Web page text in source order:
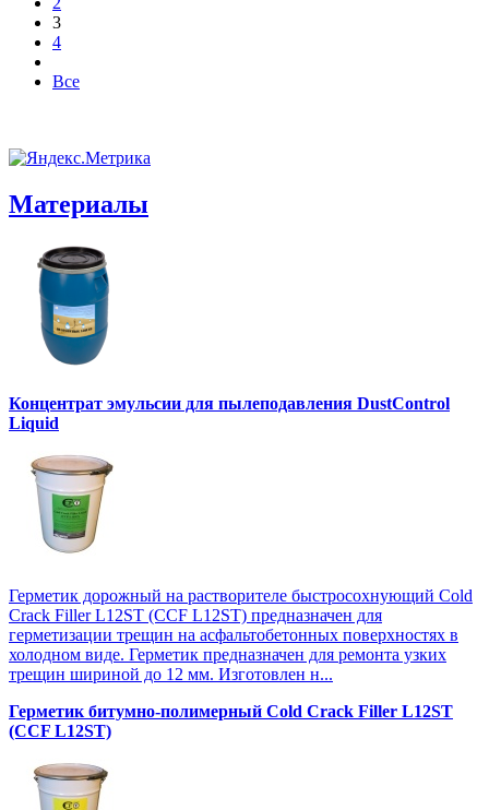
3
4
Все
Материалы
Концентрат эмульсии для пылеподавления DustControl
Liquid
Герметик дорожный на растворителе быстросохнующий Cold
Crack Filler L12SТ (CCF L12SТ) предназначен для
герметизации трещин на асфальтобетонных поверхностях в
холодном виде. Герметик предназначен для ремонта узких
трещин шириной до 12 мм. Изготовлен н...
Герметик битумно-полимерный Cold Crack Filler L12SТ
(CCF L12SТ)